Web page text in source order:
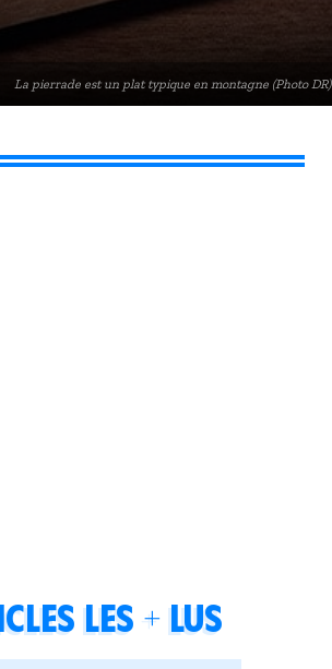
La pierrade est un plat typique en montagne (Photo DR)
les + lus